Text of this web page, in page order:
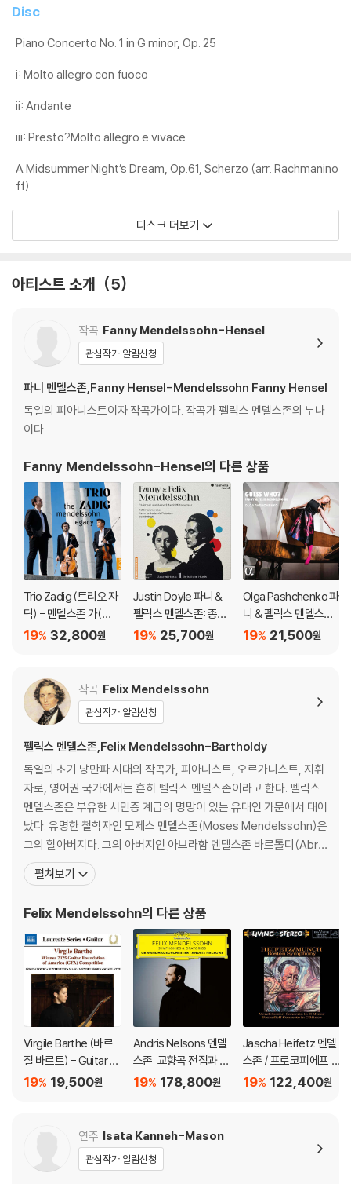
4) 디지털 다운로드 코드는 본사에서 공지 없이 증정 종료될 수 있습니다.
※ 재생 불량
모델) 다이내믹 사운드의 편차가 큰 트랙을 재생할 때 이상 현상이 발생할
수 있습니다.
하니 침압 조절이 가능한 기기에서 재생하실 것을 권유 드립니다.
다. 전용 제품으로 이를 제거하면 대부분 해결됩니다.
3) 바늘에 먼지가 쌓이는 경우에도 재생이 원활하지 않을 수 있습니다.
재생이 불안정한 경우 스태빌라이저를 사용하시면 좀 더 안정적인 재생이
2) 재생 음역의 왜곡을 최소화 하고 반복 재생시에도 최대한 일관되게 유
지되도록 디스크 센터 홀 구경이 작게 제작되는 경우가 있습니다. 턴테이
블 스핀들에 맞지 않는 경우에는 전용 제품 등을 이용하여 센터 홀을 조정
하시면 해결됩니다.
3) 디스크에 미세한 잔 흠집이 남아있거나 인쇄 면이 깨끗하지 않은 경우
가 있으며, 이는 상품의 불량이 아닙니다. 단, 재생에 이상이 있는 경우에는
불량으로 인한 반품/교환이 가능합니다
※ 컬러 디스크
아래에 해당하는 경우는 불량이 아니므로 개봉 후 반품/교환이 불가합니
1) 컬러 디스크는 웹 이미지와 실제 색상이 차이가 날 수 있습니다.
2) 컬러 디스크의 특성상 제작 공정시 앨범마다 색상 차이가 나는 경우도
있습니다.
3) 컬러 디스크는 제작 과정에서 다른 색상 염료가 섞여 얼룩과 번짐, 반점
등이 발생할 수 있습니다.
※ 반품/교환 안내
상을 요청할 수 있으며, 동영상이 없는 경우 반품/교환이 제한될 수 있습니
다.
관련 사진과 동영상 및 재생 기기 모델명을 첨부하여 첨부하여 고객센터에
문의 바랍니다.
2) LP는 잦은 배송 과정에서 재킷에 손상이 발생할 가능성이 높고 재판매
가 어려우므로 신중한 구매를 부탁드립니다.
Disc
Piano Concerto No. 1 in G minor, Op. 25
i: Molto allegro con fuoco
ii: Andante
iii: Presto?Molto allegro e vivace
A Midsummer Night’s Dream, Op.61, Scherzo (arr. Rachmanino
ff)
디스크 더보기
아티스트 소개 5
작곡 Fanny Mendelssohn-Hensel
관심작가 알림신청
파니 멘델스존,Fanny Hensel-Mendelssohn Fanny Hensel
독일의 피아니스트이자 작곡가이다. 작곡가 펠릭스 멘델스존의 누나
이다.
Fanny Mendelssohn-Hensel의 다른 상품
Trio Zadig (트리오 자
딕) - 멘델스존 가(家)
의 유산 (The Mendel
32,800원
19%
Justin Doyle 파니 &
펠릭스 멘델스존: 종교
음악 1집 (Fanny & Feli
25,700원
19%
Olga Pashchenko 파
니 & 펠릭스 멘델스존:
무언가 외 피아노 작품
21,500원
19%
작곡 Felix Mendelssohn
관심작가 알림신청
펠릭스 멘델스존,Felix Mendelssohn-Bartholdy
독일의 초기 낭만파 시대의 작곡가, 피아니스트, 오르가니스트, 지휘
자로, 영어권 국가에서는 흔히 펠릭스 멘델스존이라고 한다. 펠릭스
멘델스존은 부유한 시민층 계급의 명망이 있는 유대인 가문에서 태어
났다. 유명한 철학자인 모제스 멘델스존(Moses Mendelssohn)은
그의 할아버지다. 그의 아버지인 아브라함 멘델스존 바르톨디(Abra
ham Mendelssohn Bartholdy)는 1804년에 자신의 맏형 요제프
의 은행에서 일하게 된다. 어머니인 레아 멘델스존 바르톨디(Lea M
라함과 레
펼쳐보기
Felix Mendelssohn의 다른 상품
Virgile Barthe (바르
질 바르트) - Guitar R
ecital (기타 리사이틀)
19,500원
19%
Andris Nelsons 멘델
스존: 교향곡 전집과 오
라토리오 (Mendelss
Hybrid]
178,800원
19%
Jascha Heifetz 멘델
스존 / 프로코피에프:
바이올린 협주곡 - 야
122,400원
19%
연주 Isata Kanneh-Mason
관심작가 알림신청